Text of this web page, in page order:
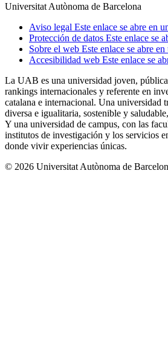
Universitat Autònoma de Barcelona
Aviso legal Este enlace se abre en
Protección de datos Este enlace se
Sobre el web Este enlace se abre
Accesibilidad web Este enlace se
La UAB es una universidad joven,
rankings internacionales y referente en
catalana e internacional. Una universidad
diversa e igualitaria, sostenible y
Y una universidad de campus, con las
institutos de investigación y los servicios
donde vivir experiencias únicas.
© 2026 Universitat Autònoma de